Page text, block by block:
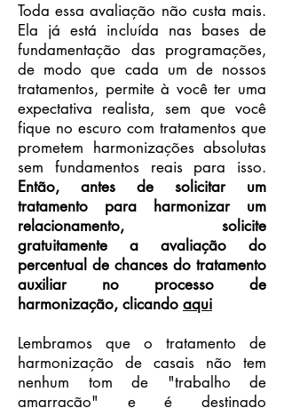
Toda essa avaliação não custa mais.
Ela já está incluída nas bases de
fundamentação das programações,
de modo que cada um de nossos
tratamentos, permite à você ter uma
expectativa realista, sem que você
fique no escuro com tratamentos que
prometem harmonizações absolutas
sem fundamentos reais para isso.
Então, antes de solicitar um
tratamento para harmonizar um
relacionamento, solicite
gratuitamente a avaliação do
percentual de chances do tratamento
auxiliar no processo de
harmonização, clicando aqui
Lembramos que o tratamento de
harmonização de casais não tem
nenhum tom de "trabalho de
amarração" e é destinado